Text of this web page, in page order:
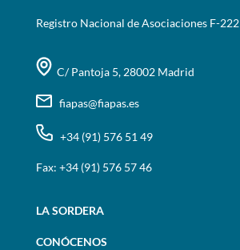
Registro Nacional de Asociaciones F-222
C/ Pantoja 5, 28002 Madrid
fiapas@fiapas.es
+34 (91) 576 51 49
Fax: +34 (91) 576 57 46
LA SORDERA
CONÓCENOS